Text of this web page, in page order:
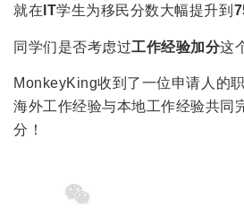
就在 IT学生为移民分数大幅提升到
同学们是否考虑过工作经验加分这
MonkeyKing收到了一位申请人的
海外工作经验与本地工作经验共同
分！